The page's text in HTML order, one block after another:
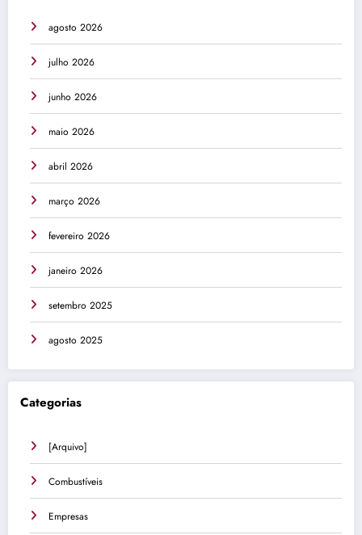
agosto 2026
julho 2026
junho 2026
maio 2026
abril 2026
março 2026
fevereiro 2026
janeiro 2026
setembro 2025
agosto 2025
Categorias
[Arquivo]
Combustíveis
Empresas